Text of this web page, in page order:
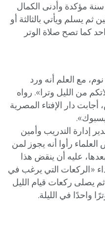
سنة مؤكدة وأدنى الكمال
يسلم ويأتي بالثالثة أو
كما تصح صلاة الوتر
مع العلم أنه ورد
من الليل وترا». رواه
دار الإفتاء المصرية
إدارة التدريب وأمين
العلماء رأوا أنه يجوز لمن
عليه أن ينقض هذا
«الركعات التي يرغب في
ثم يصلى ركعات قيام الليل
واحدًا في الليلة.